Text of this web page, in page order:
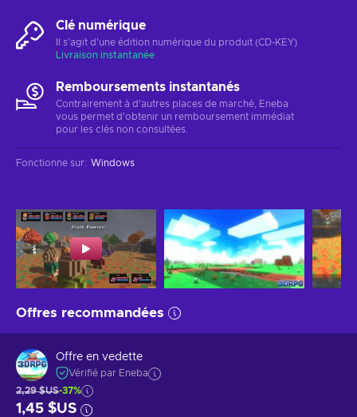
Clé numérique
Il s'agit d'une édition numérique du produit (CD-KEY)
Livraison instantanée
Remboursements instantanés
Contrairement à d'autres places de marché, Eneba
vous permet d'obtenir un remboursement immédiat
pour les clés non consultées.
Fonctionne sur: Windows
Offres recommandées
Offre en vedette
Vérifié par Eneba
2,29 $US-37%
1,45 $US